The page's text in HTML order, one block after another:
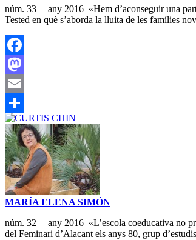
núm. 33 | any 2016 «Hem d’aconseguir una
Tested en què s’aborda la lluita de les famílies
Facebook
Mastodon
Email
Share
MARÍA ELENA SIMÓN
núm. 32 | any 2016 «L’escola coeducativa no
del Feminari d’Alacant els anys 80, grup